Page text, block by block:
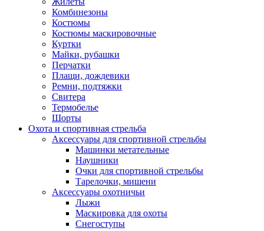
Комбинезоны
Костюмы
Костюмы маскировочные
Куртки
Майки, рубашки
Перчатки
Плащи, дождевики
Ремни, подтяжки
Свитера
Термобелье
Шорты
Охота и спортивная стрельба
Аксессуары для спортивной стрельбы
Машинки метательные
Наушники
Очки для спортивной стрельбы
Тарелочки, мишени
Аксессуары охотничьи
Лыжи
Маскировка для охоты
Снегоступы